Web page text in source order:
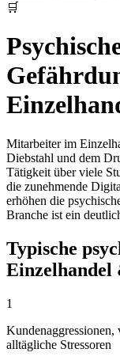
🛒
Mitarbeiter im
Diebstahl und dem
Tätigkeit über viele
die zunehmende
erhöhen die
Branche ist ein
Typische
1
alltägliche Stressoren